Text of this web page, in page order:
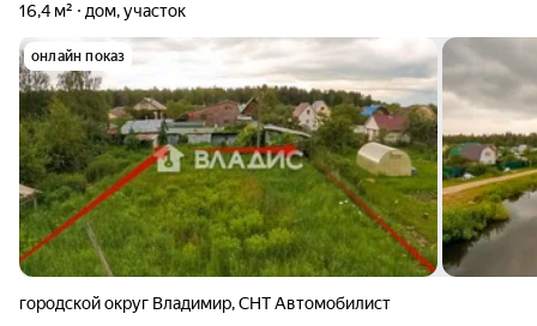
16,4 м² дом, участок
онлайн показ
городской округ Владимир,СНТ Автомобилист